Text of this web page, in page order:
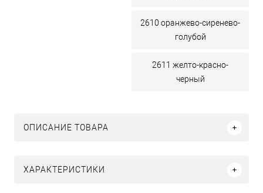
2610 оранжево-сиренево-
голубой
2611 желто-красно-
черный
ОПИСАНИЕ ТОВАРА
ХАРАКТЕРИСТИКИ